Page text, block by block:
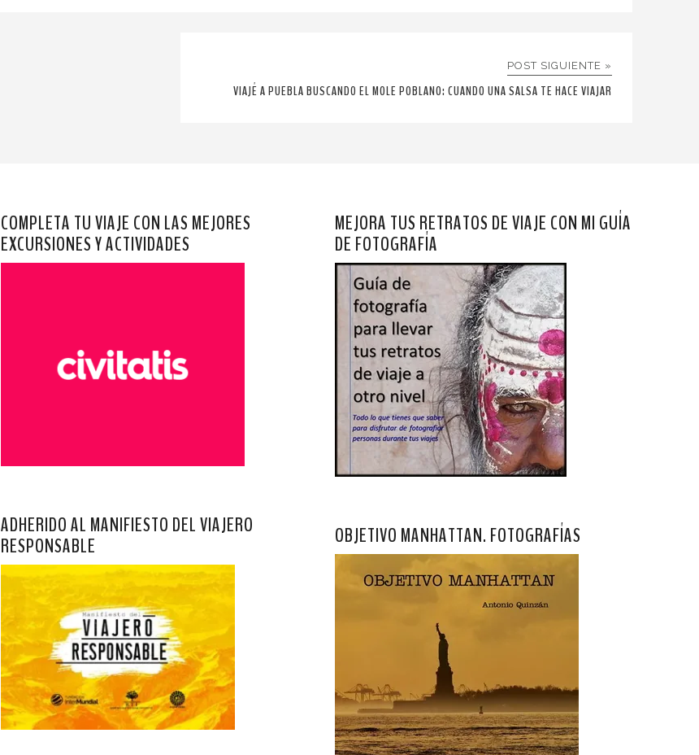
POST SIGUIENTE »
VIAJÉ A PUEBLA BUSCANDO EL MOLE POBLANO: CUANDO UNA SALSA TE HACE VIAJAR
COMPLETA TU VIAJE CON LAS MEJORES
EXCURSIONES Y ACTIVIDADES
ADHERIDO AL MANIFIESTO DEL VIAJERO
RESPONSABLE
MEJORA TUS RETRATOS DE VIAJE CON MI GUÍA
DE FOTOGRAFÍA
OBJETIVO MANHATTAN. FOTOGRAFÍAS